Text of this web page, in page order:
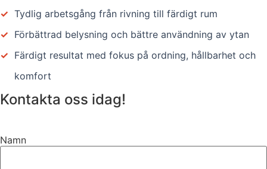
✓ Tydlig arbetsgång från rivning till färdigt rum
✓ Förbättrad belysning och bättre användning av ytan
✓ Färdigt resultat med fokus på ordning, hållbarhet och
komfort
Kontakta oss idag!
Namn